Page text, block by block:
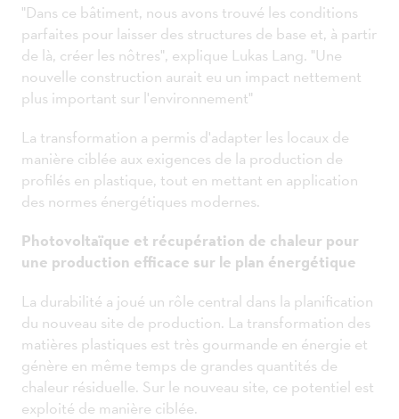
"Dans ce bâtiment, nous avons trouvé les conditions
parfaites pour laisser des structures de base et, à partir
de là, créer les nôtres", explique Lukas Lang. "Une
nouvelle construction aurait eu un impact nettement
plus important sur l'environnement"
La transformation a permis d'adapter les locaux de
manière ciblée aux exigences de la production de
profilés en plastique, tout en mettant en application
des normes énergétiques modernes.
Photovoltaïque et récupération de chaleur pour
une production efficace sur le plan énergétique
La durabilité a joué un rôle central dans la planification
du nouveau site de production. La transformation des
matières plastiques est très gourmande en énergie et
génère en même temps de grandes quantités de
chaleur résiduelle. Sur le nouveau site, ce potentiel est
exploité de manière ciblée.